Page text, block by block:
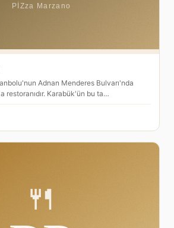
Adnan Menderes Bulvarı'nda
restoranıdır. Karabük'ün bu ta…